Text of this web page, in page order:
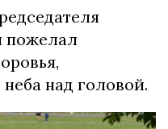
пожелал
над головой.